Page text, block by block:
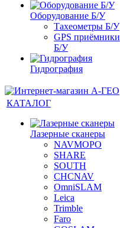
Оборудование Б/У
Тахеометры Б/У
GPS приёмники
Б/У
Гидрография
КАТАЛОГ
Лазерные сканеры
NAVMOPO
SHARE
SOUTH
CHCNAV
OmniSLAM
Leica
Trimble
Faro